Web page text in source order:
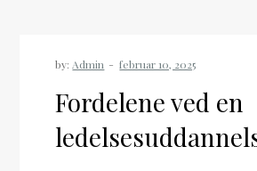
by: Admin
Fordelene ved en